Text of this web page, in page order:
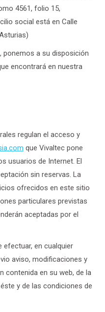
4561, folio 15,
social está en Calle
a su disposición
encontrará en nuestra
regulan el acceso y
que Vivaltec pone
usuarios de Internet. El
sin reservas. La
ofrecidos en este sitio
particulares previstas
aceptadas por el
efectuar, en cualquier
aviso, modificaciones y
contenida en su web, de la
y de las condiciones de